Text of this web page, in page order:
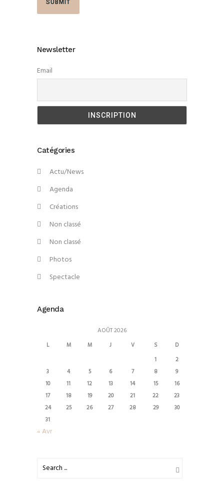
Newsletter
Email
Catégories
Actu/News
Agenda
Créations
Non classé
Non classé
Photos
Spectacle
Agenda
AOÛT 2026
L M M J V S
D
1
2
3
4 5 6 7 8
9
10
11 12 13 14 15
16
17
18 19 20 21 22
23
24
25 26 27 28 29
30
31
« Avr